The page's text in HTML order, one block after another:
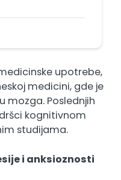
upotrebe,
medicini, gde je
mozga. Poslednjih
kognitivnom
studijama.
i anksioznosti